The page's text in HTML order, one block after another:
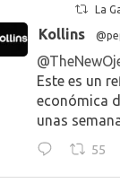
La
Kollins
Este es un
económica
unas
55